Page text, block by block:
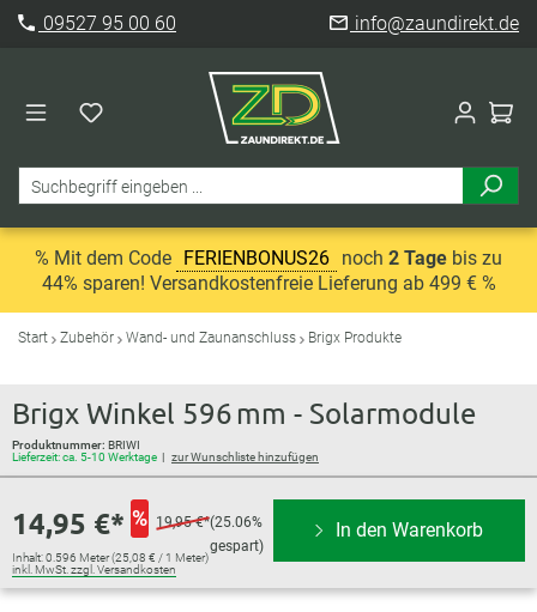
09527 95 00 60 info@zaundirekt.de
% Mit dem Code FERIENBONUS26 noch 2 Tage bis zu
44% sparen! Versandkostenfreie Lieferung ab 499 € %
Start Zubehör Wand- und Zaunanschluss Brigx Produkte
Brigx Winkel 596 mm - Solarmodule
Produktnummer: BRIWI
Lieferzeit: ca. 5-10 Werktage
zur Wunschliste hinzufügen
14,95 €* % 19,95 €*(25.06%
gespart)
Inhalt:0.596 Meter(25,08 € / 1 Meter)
inkl. MwSt. zzgl. Versandkosten
In den Warenkorb